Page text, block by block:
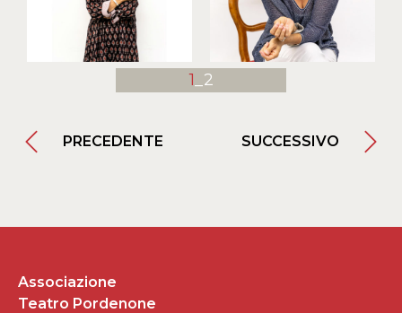
1 _2
PRECEDENTE SUCCESSIVO
Associazione
Teatro Pordenone